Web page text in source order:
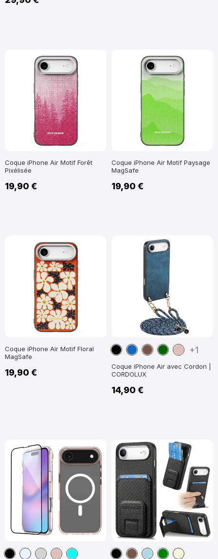
Coque iPhone Air Motif Forêt
Pixélisée
19,90 €
Coque iPhone Air Motif Paysage
MagSafe
19,90 €
Coque iPhone Air Motif Floral
MagSafe
19,90 €
NoirBleuMarron
VertOr
+1
Coque iPhone Air avec Cordon |
CORDOLUX
14,90 €
NoirTransparent
GrisOr Cyan NoirMarron
BleuVertBeige